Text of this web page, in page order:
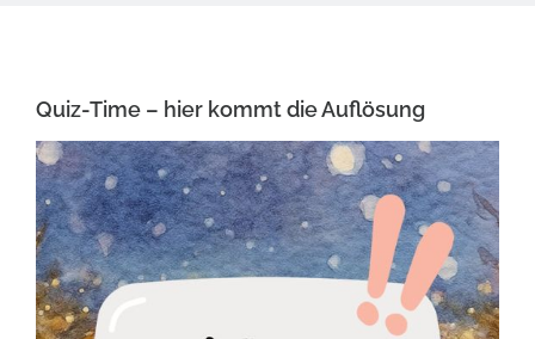
Quiz-Time – hier kommt die Auflösung